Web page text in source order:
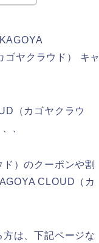
ヤクラウド） キャ
（カゴヤクラウ
、
）のクーポンや割
CLOUD（カ
は、下記ページな